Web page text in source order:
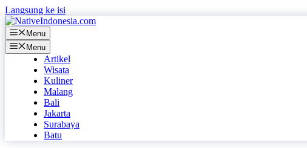
Langsung ke isi
Menu
Menu
Artikel
Wisata
Kuliner
Malang
Bali
Jakarta
Surabaya
Batu